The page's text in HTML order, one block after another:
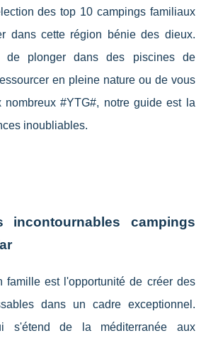
des top 10 campings familiaux
dans cette région bénie des dieux.
de plonger dans des piscines de
en pleine nature ou de vous
nombreux #YTG#, notre guide est la
inoubliables.
incontournables campings
famille est l'opportunité de créer des
dans un cadre exceptionnel.
s'étend de la méditerranée aux